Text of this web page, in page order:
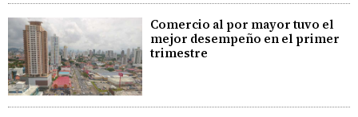
Comercio al por mayor tuvo el
mejor desempeño en el primer
trimestre